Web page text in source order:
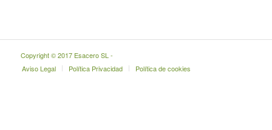
Copyright © 2017 Esacero SL -
Aviso Legal
Política Privacidad Política de cookies